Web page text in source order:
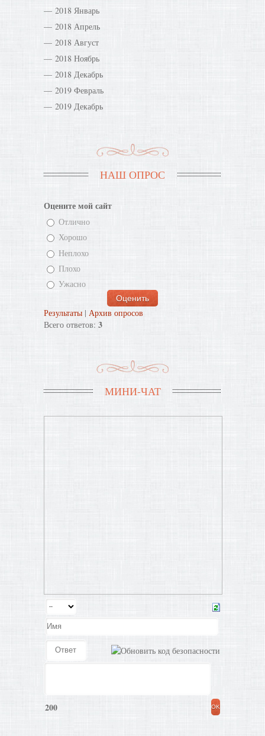
2018 Январь
2018 Апрель
2018 Август
2018 Ноябрь
2018 Декабрь
2019 Февраль
2019 Декабрь
НАШ ОПРОС
Оцените мой сайт
Отлично
Хорошо
Неплохо
Плохо
Ужасно
Результаты | Архив опросов
Всего ответов: 3
МИНИ-ЧАТ
200